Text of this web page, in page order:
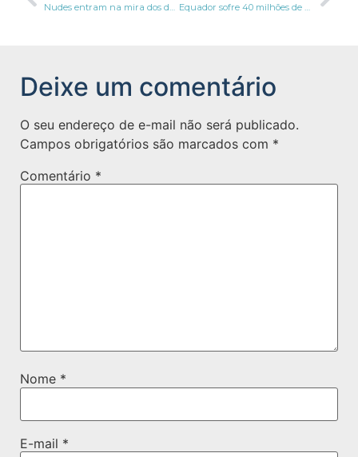
Deixe um comentário
O seu endereço de e-mail não será publicado.
Campos obrigatórios são marcados com *
Comentário *
Nome *
E-mail *